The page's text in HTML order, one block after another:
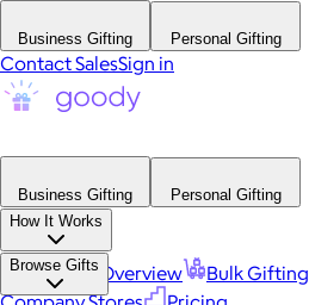
Business Gifting Personal Gifting
Contact SalesSign in
Business Gifting
Personal Gifting
How It Works
Platform Overview Bulk Gifting
Browse Gifts